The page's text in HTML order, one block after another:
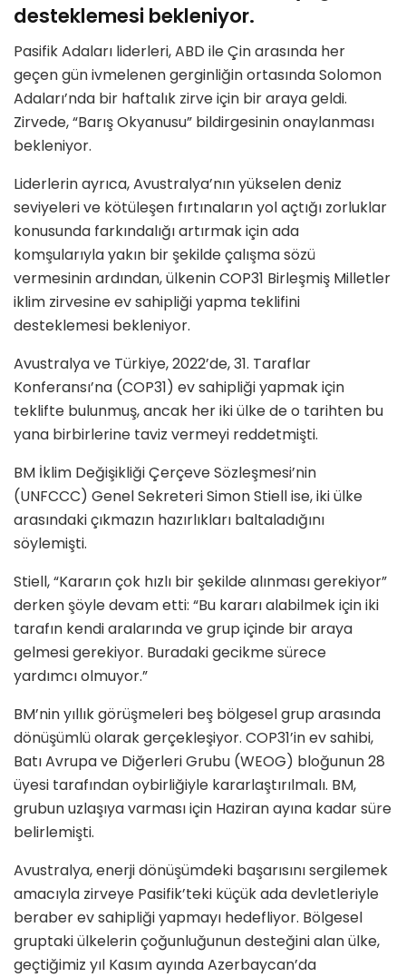
desteklemesi bekleniyor.
Pasifik Adaları liderleri, ABD ile Çin arasında her
geçen gün ivmelenen gerginliğin ortasında Solomon
Adaları’nda bir haftalık zirve için bir araya geldi.
Zirvede, “Barış Okyanusu” bildirgesinin onaylanması
bekleniyor.
Liderlerin ayrıca, Avustralya’nın yükselen deniz
seviyeleri ve kötüleşen fırtınaların yol açtığı zorluklar
konusunda farkındalığı artırmak için ada
komşularıyla yakın bir şekilde çalışma sözü
vermesinin ardından, ülkenin COP31 Birleşmiş Milletler
iklim zirvesine ev sahipliği yapma teklifini
desteklemesi bekleniyor.
Avustralya ve Türkiye, 2022’de, 31. Taraflar
Konferansı’na (COP31) ev sahipliği yapmak için
teklifte bulunmuş, ancak her iki ülke de o tarihten bu
yana birbirlerine taviz vermeyi reddetmişti.
BM İklim Değişikliği Çerçeve Sözleşmesi’nin
(UNFCCC) Genel Sekreteri Simon Stiell ise, iki ülke
arasındaki çıkmazın hazırlıkları baltaladığını
söylemişti.
Stiell, “Kararın çok hızlı bir şekilde alınması gerekiyor”
derken şöyle devam etti: “Bu kararı alabilmek için iki
tarafın kendi aralarında ve grup içinde bir araya
gelmesi gerekiyor. Buradaki gecikme sürece
yardımcı olmuyor.”
BM’nin yıllık görüşmeleri beş bölgesel grup arasında
dönüşümlü olarak gerçekleşiyor. COP31’in ev sahibi,
Batı Avrupa ve Diğerleri Grubu (WEOG) bloğunun 28
üyesi tarafından oybirliğiyle kararlaştırılmalı. BM,
grubun uzlaşıya varması için Haziran ayına kadar süre
belirlemişti.
Avustralya, enerji dönüşümdeki başarısını sergilemek
amacıyla zirveye Pasifik’teki küçük ada devletleriyle
beraber ev sahipliği yapmayı hedefliyor. Bölgesel
gruptaki ülkelerin çoğunluğunun desteğini alan ülke,
geçtiğimiz yıl Kasım ayında Azerbaycan’da